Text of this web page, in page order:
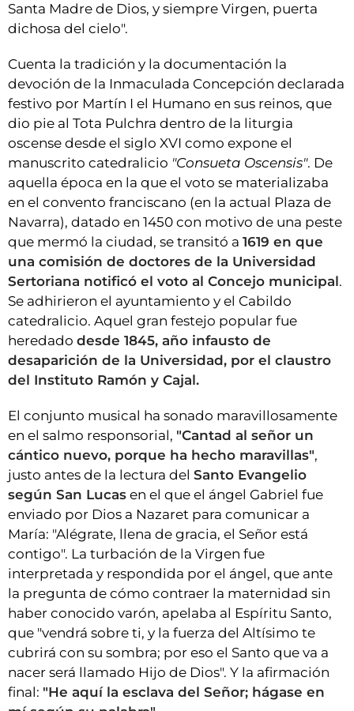
Santa Madre de Dios, y siempre Virgen, puerta
dichosa del cielo".
Cuenta la tradición y la documentación la
devoción de la Inmaculada Concepción declarada
festivo por Martín I el Humano en sus reinos, que
dio pie al Tota Pulchra dentro de la liturgia
oscense desde el siglo XVI como expone el
manuscrito catedralicio "Consueta Oscensis". De
aquella época en la que el voto se materializaba
en el convento franciscano (en la actual Plaza de
Navarra), datado en 1450 con motivo de una peste
que mermó la ciudad, se transitó a 1619 en que
una comisión de doctores de la Universidad
Sertoriana notificó el voto al Concejo municipal.
Se adhirieron el ayuntamiento y el Cabildo
catedralicio. Aquel gran festejo popular fue
heredado desde 1845, año infausto de
desaparición de la Universidad, por el claustro
del Instituto Ramón y Cajal.
El conjunto musical ha sonado maravillosamente
en el salmo responsorial, "Cantad al señor un
cántico nuevo, porque ha hecho maravillas",
justo antes de la lectura del Santo Evangelio
según San Lucas en el que el ángel Gabriel fue
enviado por Dios a Nazaret para comunicar a
María: "Alégrate, llena de gracia, el Señor está
contigo". La turbación de la Virgen fue
interpretada y respondida por el ángel, que ante
la pregunta de cómo contraer la maternidad sin
haber conocido varón, apelaba al Espíritu Santo,
que "vendrá sobre ti, y la fuerza del Altísimo te
cubrirá con su sombra; por eso el Santo que va a
nacer será llamado Hijo de Dios". Y la afirmación
final: "He aquí la esclava del Señor; hágase en